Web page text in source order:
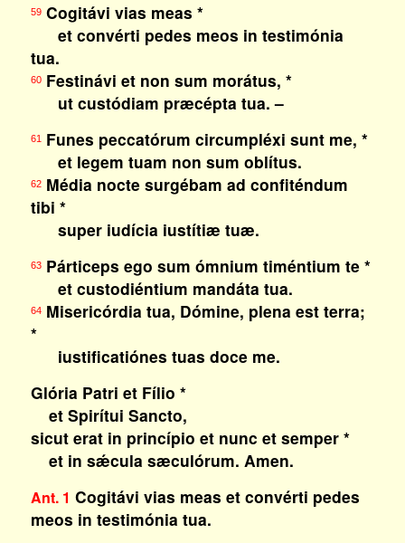
59Cogitávi vias meas *
et convérti pedes meos in testimónia
tua.
60Festinávi et non sum morátus, *
ut custódiam præcépta tua. –
61Funes peccatórum circumpléxi sunt me, *
et legem tuam non sum oblítus.
62Média nocte surgébam ad confiténdum
tibi *
super iudícia iustítiæ tuæ.
63Párticeps ego sum ómnium timéntium te *
et custodiéntium mandáta tua.
64Misericórdia tua, Dómine, plena est terra;
*
iustificatiónes tuas doce me.
Glória Patri et Fílio *
et Spirítui Sancto,
sicut erat in princípio et nunc et semper *
et in sǽcula sæculórum. Amen.
Ant. 1 Cogitávi vias meas et convérti pedes
meos in testimónia tua.